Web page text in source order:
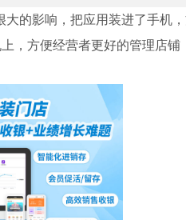
的影响，把应用装进了手机，
，方便经营者更好的管理店铺